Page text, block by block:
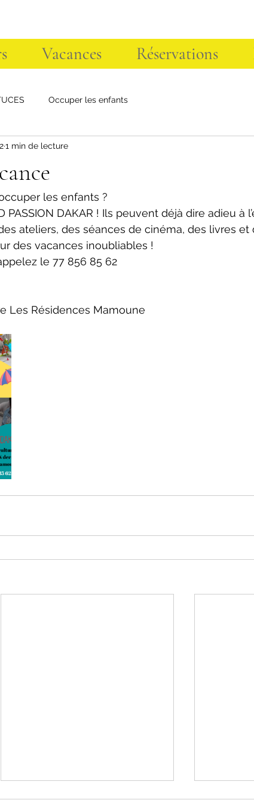
Vacances Réservations
Occuper les enfants
1 min de lecture
les enfants ?
DAKAR ! Ils peuvent déjà dire adieu à
ateliers, des séances de cinéma, des livres et
des vacances inoubliables !
le 77 856 85 62
Les Résidences Mamoune